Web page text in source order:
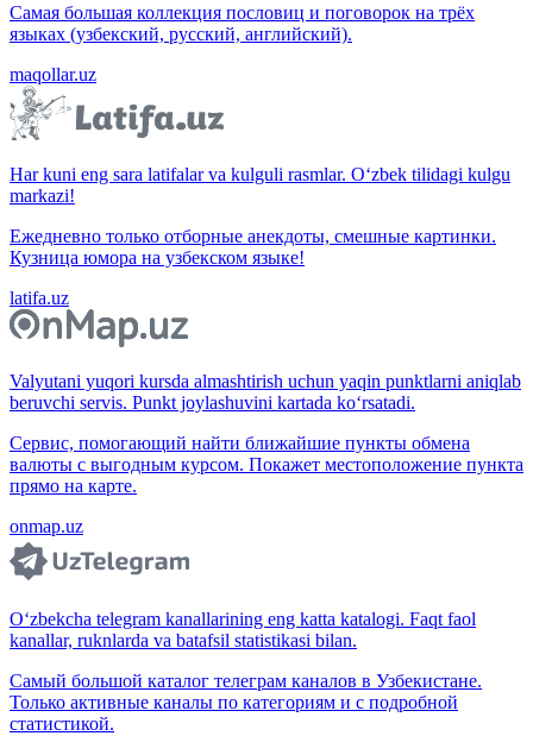
Самая большая коллекция пословиц и поговорок на трёх
языках (узбекский, русский, английский).
maqollar.uz
Har kuni eng sara latifalar va kulguli rasmlar. O‘zbek tilidagi kulgu
markazi!
Ежедневно только отборные анекдоты, смешные картинки.
Кузница юмора на узбекском языке!
latifa.uz
Valyutani yuqori kursda almashtirish uchun yaqin punktlarni aniqlab
beruvchi servis. Punkt joylashuvini kartada ko‘rsatadi.
Сервис, помогающий найти ближайшие пункты обмена
валюты с выгодным курсом. Покажет местоположение пункта
прямо на карте.
onmap.uz
O‘zbekcha telegram kanallarining eng katta katalogi. Faqt faol
kanallar, ruknlarda va batafsil statistikasi bilan.
Самый большой каталог телеграм каналов в Узбекистане.
Только активные каналы по категориям и с подробной
статистикой.